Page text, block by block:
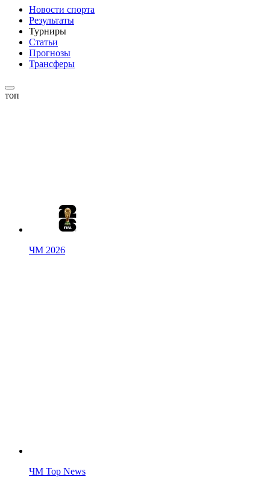
Новости спорта
Результаты
Турниры
Статьи
Прогнозы
Трансферы
топ
ЧМ 2026
ЧМ Top News